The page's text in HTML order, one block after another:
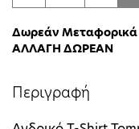
Δωρεάν Μεταφορικά
ΑΛΛΑΓΗ ΔΩΡΕΑΝ
Περιγραφή